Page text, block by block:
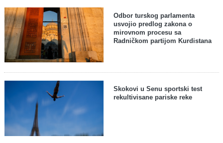
Odbor turskog parlamenta
usvojio predlog zakona o
mirovnom procesu sa
Radničkom partijom Kurdistana
Skokovi u Senu sportski test
rekultivisane pariske reke